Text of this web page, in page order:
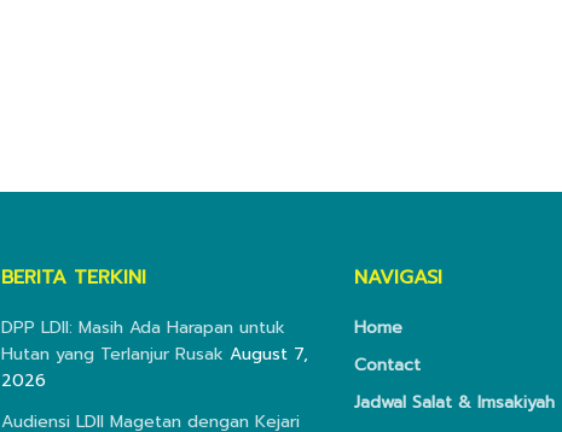
BERITA TERKINI
DPP LDII: Masih Ada Harapan untuk
Hutan yang Terlanjur Rusak August 7,
2026
Audiensi LDII Magetan dengan Kejari
NAVIGASI
Home
Contact
Jadwal Salat & Imsakiyah